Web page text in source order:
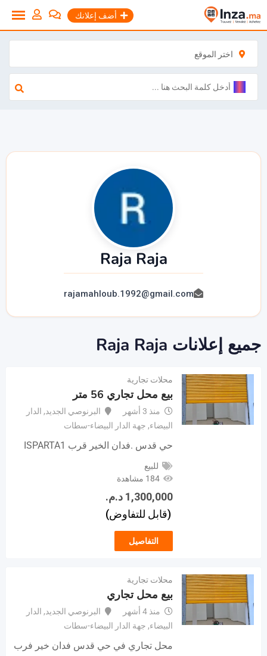
إلى
المحتوى
أضف إعلانك
اختر الموقع
Raja Raja
rajamahloub.1992@gmail.com
جميع إعلانات Raja Raja
محلات تجارية
بيع محل تجاري 56 متر
منذ 3 أشهر البرنوصي الجديد, الدار
البيضاء, جهة الدار البيضاء-سطات
حي قدس .فدان الخير قرب ISPARTA1
للبيع
184 مشاهدة
1,300,000 د.م.
(قابل للتفاوض)
التفاصيل
محلات تجارية
بيع محل تجاري
منذ 4 أشهر البرنوصي الجديد, الدار
البيضاء, جهة الدار البيضاء-سطات
محل تجاري في حي قدس فدان خير فرب